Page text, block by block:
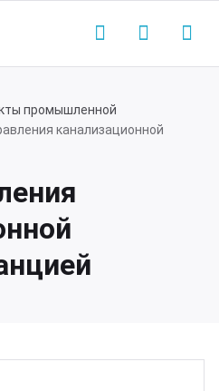
станции
промышленной
канализационной